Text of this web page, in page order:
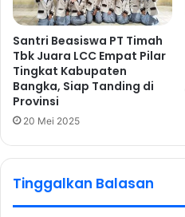
Santri Beasiswa PT Timah
Tbk Juara LCC Empat Pilar
Tingkat Kabupaten
Bangka, Siap Tanding di
Provinsi
20 Mei 2025
Tinggalkan Balasan